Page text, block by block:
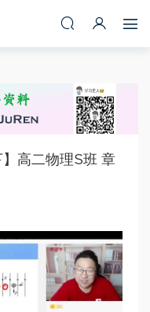
高二物理S班 章